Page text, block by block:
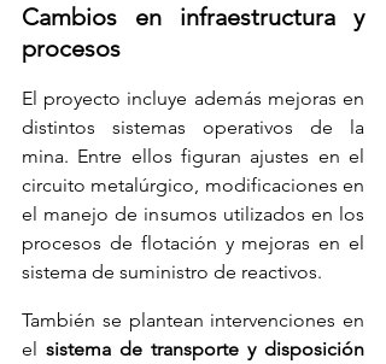
Cambios en infraestructura y
procesos
El proyecto incluye además mejoras en
distintos sistemas operativos de la
mina. Entre ellos figuran ajustes en el
circuito metalúrgico, modificaciones en
el manejo de insumos utilizados en los
procesos de flotación y mejoras en el
sistema de suministro de reactivos.
También se plantean intervenciones en
el sistema de transporte y disposición